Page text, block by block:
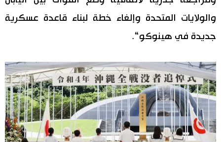
والولايات المتحدة وإلغاء خطة لبناء قاعدة عسكرية
جديدة في هينوكو“.